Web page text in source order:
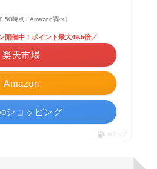
時点 | Amazon調べ）
Amazon
開催中！ポイント最大49.5倍／
楽天市場
ショッピング
ポチップ